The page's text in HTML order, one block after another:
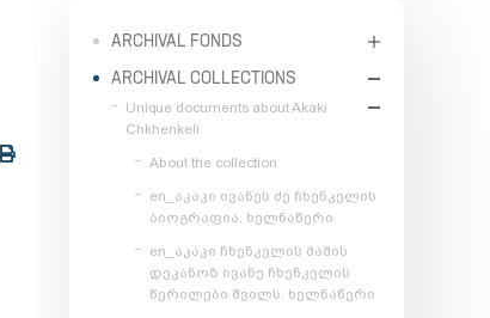
ARCHIVAL FONDS
ARCHIVAL COLLECTIONS
Unique documents about Akaki
Chkhenkeli
About the collection
en_აკაკი ივანეს ძე ჩხენკელის
ბიოგრაფია. ხელნაწერი
en_აკაკი ჩხენკელის მამის
დეკანოზ ივანე ჩხენკელის
წერილები შვილს. ხელნაწერი